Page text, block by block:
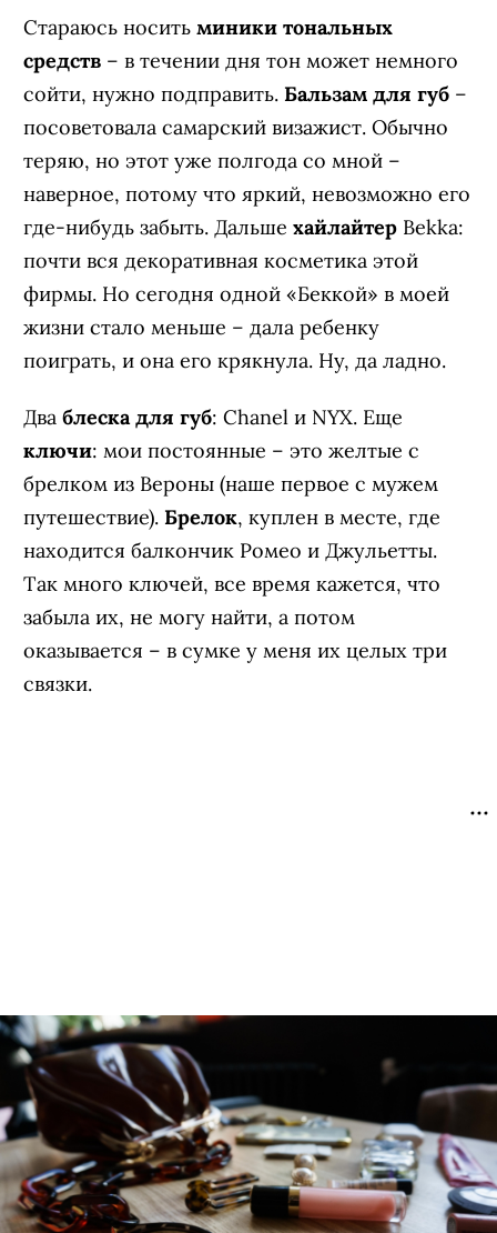
Стараюсь носить миники тональных
средств – в течении дня тон может немного
сойти, нужно подправить. Бальзам для губ –
посоветовала самарский визажист. Обычно
теряю, но этот уже полгода со мной –
наверное, потому что яркий, невозможно его
где-нибудь забыть. Дальше хайлайтер Bekka:
почти вся декоративная косметика этой
фирмы. Но сегодня одной «Беккой» в моей
жизни стало меньше – дала ребенку
поиграть, и она его крякнула. Ну, да ладно.
Два блеска для губ: Chanel и NYX. Еще
ключи: мои постоянные – это желтые с
брелком из Вероны (наше первое с мужем
путешествие). Брелок, куплен в месте, где
находится балкончик Ромео и Джульетты.
Так много ключей, все время кажется, что
забыла их, не могу найти, а потом
оказывается – в сумке у меня их целых три
связки.